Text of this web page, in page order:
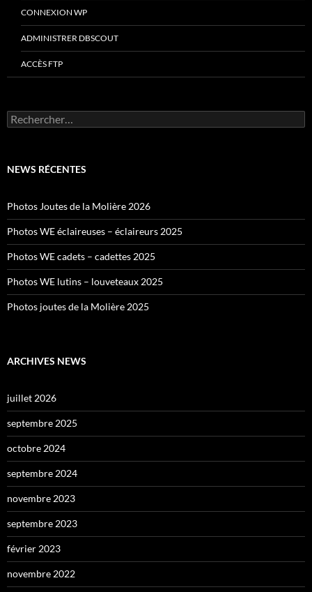
CONNEXION WP
ADMINISTRER DBSCOUT
ACCÈS FTP
Rechercher :
NEWS RÉCENTES
Photos Joutes de la Molière 2026
Photos WE éclaireuses – éclaireurs 2025
Photos WE cadets – cadettes 2025
Photos WE lutins – louveteaux 2025
Photos joutes de la Molière 2025
ARCHIVES NEWS
juillet 2026
septembre 2025
octobre 2024
septembre 2024
novembre 2023
septembre 2023
février 2023
novembre 2022